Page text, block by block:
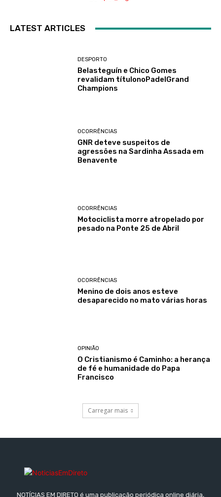
LATEST ARTICLES
DESPORTO
Belasteguín e Chico Gomes
revalidam títulonoPadelGrand
Champions
OCORRÊNCIAS
GNR deteve suspeitos de
agressões na Sardinha Assada em
Benavente
OCORRÊNCIAS
Motociclista morre atropelado por
pesado na Ponte 25 de Abril
OCORRÊNCIAS
Menino de dois anos esteve
desaparecido no mato várias horas
OPINIÃO
O Cristianismo é Caminho: a herança
de fé e humanidade do Papa
Francisco
Carregar mais
NOTÍCIAS EM DIRETO é uma publicação periódica online diária,